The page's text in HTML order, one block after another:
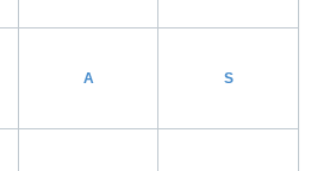
A S